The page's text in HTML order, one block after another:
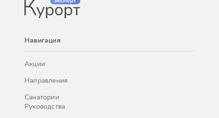
Навигация
Акции
Направления
Санатории
Руководства